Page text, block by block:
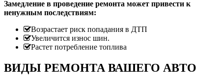
Замедление в проведение ремонта может привести к
ненужным последствиям:
Возрастает риск попадания в ДТП
Увеличится износ шин.
Растет потребление топлива
ВИДЫ РЕМОНТА ВАШЕГО АВТО